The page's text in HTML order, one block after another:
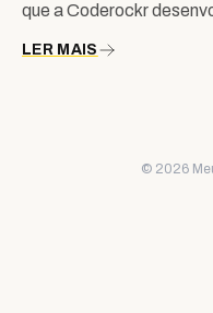
que a Coderockr
LER MAIS
© 2026